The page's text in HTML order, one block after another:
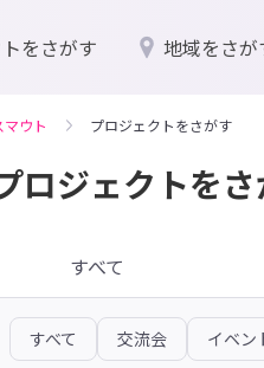
をさがす 地域をさが
マウト プロジェクトをさがす
ロジェクトを
すべて
すべて 交流会 イベン